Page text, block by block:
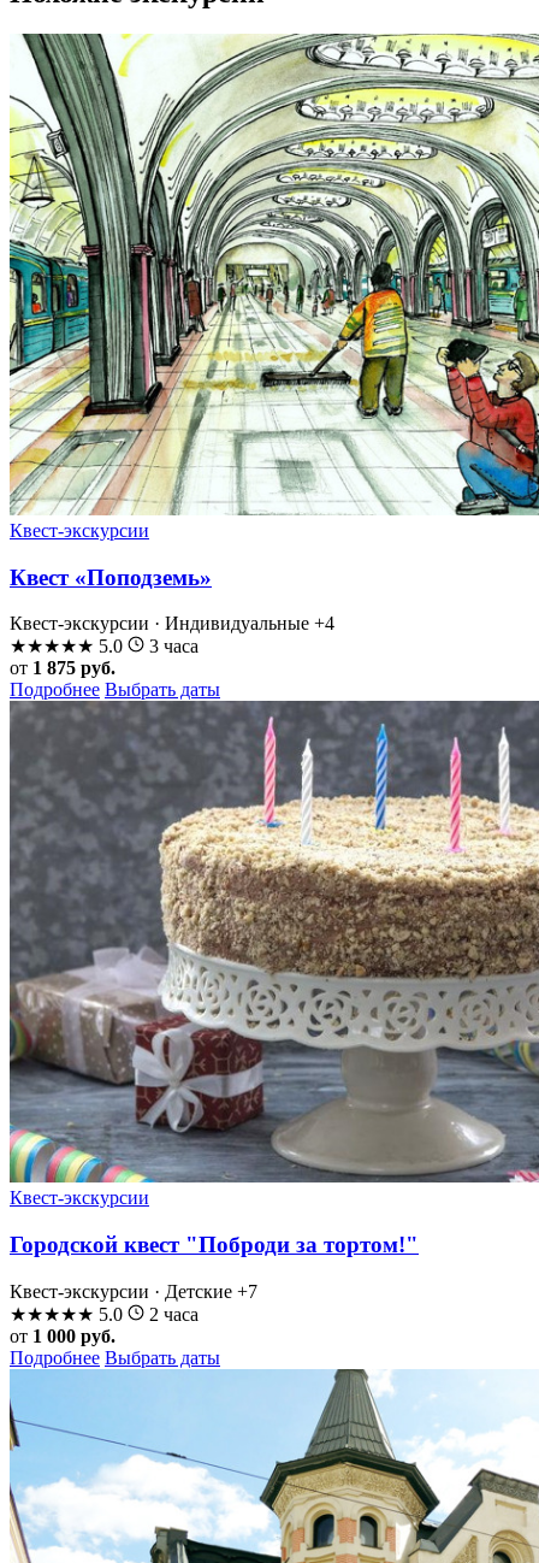
Квест-экскурсии
Квест «Поподземь»
Квест-экскурсии · Индивидуальные +4
★★★★★ 5.0
3 часа
от 1 875 руб.
Подробнее Выбрать даты
Квест-экскурсии
Городской квест "Поброди за тортом!"
Квест-экскурсии · Детские +7
★★★★★ 5.0
2 часа
от 1 000 руб.
Подробнее Выбрать даты